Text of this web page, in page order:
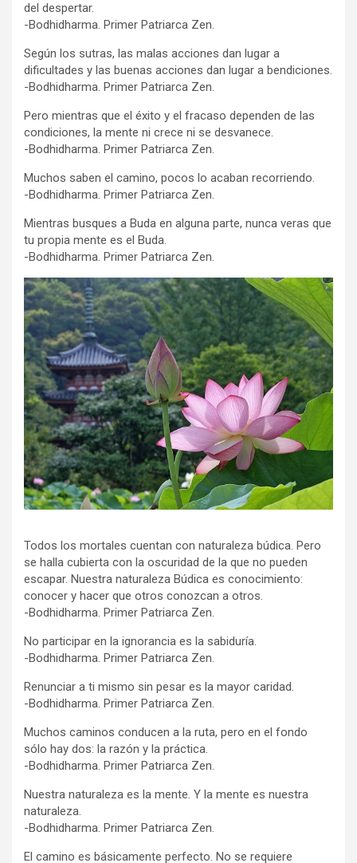
del despertar.
-Bodhidharma. Primer Patriarca Zen.
Según los sutras, las malas acciones dan lugar a
dificultades y las buenas acciones dan lugar a bendiciones.
-Bodhidharma. Primer Patriarca Zen.
Pero mientras que el éxito y el fracaso dependen de las
condiciones, la mente ni crece ni se desvanece.
-Bodhidharma. Primer Patriarca Zen.
Muchos saben el camino, pocos lo acaban recorriendo.
-Bodhidharma. Primer Patriarca Zen.
Mientras busques a Buda en alguna parte, nunca veras que
tu propia mente es el Buda.
-Bodhidharma. Primer Patriarca Zen.
Todos los mortales cuentan con naturaleza búdica. Pero
se halla cubierta con la oscuridad de la que no pueden
escapar. Nuestra naturaleza Búdica es conocimiento:
conocer y hacer que otros conozcan a otros.
-Bodhidharma. Primer Patriarca Zen.
No participar en la ignorancia es la sabiduría.
-Bodhidharma. Primer Patriarca Zen.
Renunciar a ti mismo sin pesar es la mayor caridad.
-Bodhidharma. Primer Patriarca Zen.
Muchos caminos conducen a la ruta, pero en el fondo
sólo hay dos: la razón y la práctica.
-Bodhidharma. Primer Patriarca Zen.
Nuestra naturaleza es la mente. Y la mente es nuestra
naturaleza.
-Bodhidharma. Primer Patriarca Zen.
El camino es básicamente perfecto. No se requiere